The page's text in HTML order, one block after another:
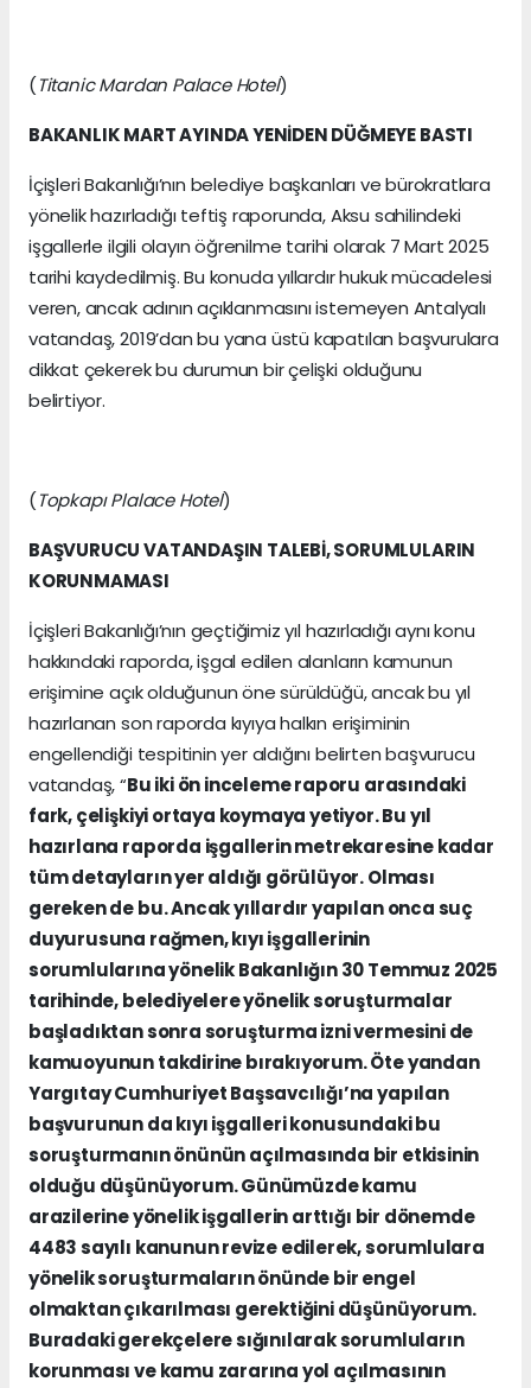
(Titanic Mardan Palace Hotel)
BAKANLIK MART AYINDA YENİDEN DÜĞMEYE BASTI
İçişleri Bakanlığı’nın belediye başkanları ve bürokratlara
yönelik hazırladığı teftiş raporunda, Aksu sahilindeki
işgallerle ilgili olayın öğrenilme tarihi olarak 7 Mart 2025
tarihi kaydedilmiş. Bu konuda yıllardır hukuk mücadelesi
veren, ancak adının açıklanmasını istemeyen Antalyalı
vatandaş, 2019’dan bu yana üstü kapatılan başvurulara
dikkat çekerek bu durumun bir çelişki olduğunu
belirtiyor.
(Topkapı Plalace Hotel)
BAŞVURUCU VATANDAŞIN TALEBİ, SORUMLULARIN
KORUNMAMASI
İçişleri Bakanlığı’nın geçtiğimiz yıl hazırladığı aynı konu
hakkındaki raporda, işgal edilen alanların kamunun
erişimine açık olduğunun öne sürüldüğü, ancak bu yıl
hazırlanan son raporda kıyıya halkın erişiminin
engellendiği tespitinin yer aldığını belirten başvurucu
vatandaş, “Bu iki ön inceleme raporu arasındaki
fark, çelişkiyi ortaya koymaya yetiyor. Bu yıl
hazırlana raporda işgallerin metrekaresine kadar
tüm detayların yer aldığı görülüyor. Olması
gereken de bu. Ancak yıllardır yapılan onca suç
duyurusuna rağmen, kıyı işgallerinin
sorumlularına yönelik Bakanlığın 30 Temmuz 2025
tarihinde, belediyelere yönelik soruşturmalar
başladıktan sonra soruşturma izni vermesini de
kamuoyunun takdirine bırakıyorum. Öte yandan
Yargıtay Cumhuriyet Başsavcılığı’na yapılan
başvurunun da kıyı işgalleri konusundaki bu
soruşturmanın önünün açılmasında bir etkisinin
olduğu düşünüyorum. Günümüzde kamu
arazilerine yönelik işgallerin arttığı bir dönemde
4483 sayılı kanunun revize edilerek, sorumlulara
yönelik soruşturmaların önünde bir engel
olmaktan çıkarılması gerektiğini düşünüyorum.
Buradaki gerekçelere sığınılarak sorumluların
korunması ve kamu zararına yol açılmasının